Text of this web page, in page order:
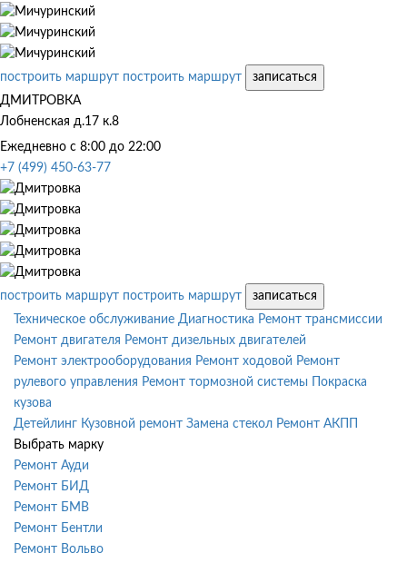
построить маршрут построить маршрут
записаться
ДМИТРОВКА
Лобненская д.17 к.8
Ежедневно с 8:00 до 22:00
+7 (499) 450-63-77
построить маршрут построить маршрут
записаться
Техническое обслуживание Диагностика Ремонт трансмиссии
Ремонт двигателя Ремонт дизельных двигателей
Ремонт электрооборудования Ремонт ходовой Ремонт
рулевого управления Ремонт тормозной системы
Покраска
кузова
Детейлинг Кузовной ремонт Замена стекол Ремонт АКПП
Выбрать марку
Ремонт Ауди
Ремонт БИД
Ремонт БМВ
Ремонт Бентли
Ремонт Вольво